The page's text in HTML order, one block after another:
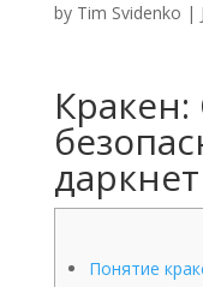
by Tim Svidenko |
Понятие